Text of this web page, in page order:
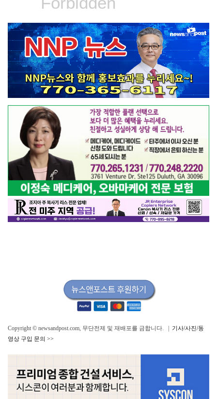
Copyright © newsandpost.com, 무단전제 및 재배포를 금합니다. | 기사/사진/동
영상 구입 문의 >>